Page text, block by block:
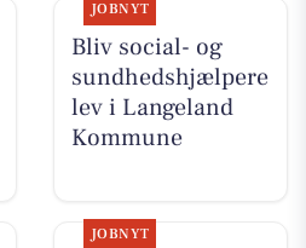
JOBNYT
Bliv social- og
sundhedshjælpere
lev i Langeland
Kommune
JOBNYT